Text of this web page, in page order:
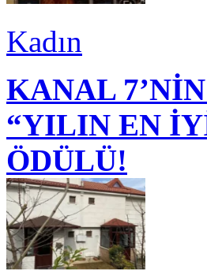
Kadın
KANAL
“YILIN EN
ÖDÜLÜ!